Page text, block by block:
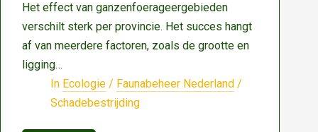
Het effect van ganzenfoerageergebieden
verschilt sterk per provincie. Het succes hangt
af van meerdere factoren, zoals de grootte en
ligging…
In Ecologie / Faunabeheer Nederland /
Schadebestrijding